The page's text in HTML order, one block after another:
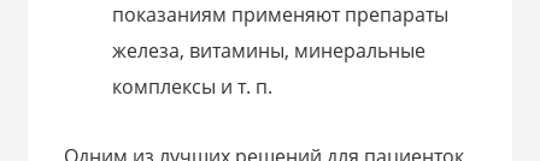
показаниям применяют препараты
железа, витамины, минеральные
комплексы и т. п.